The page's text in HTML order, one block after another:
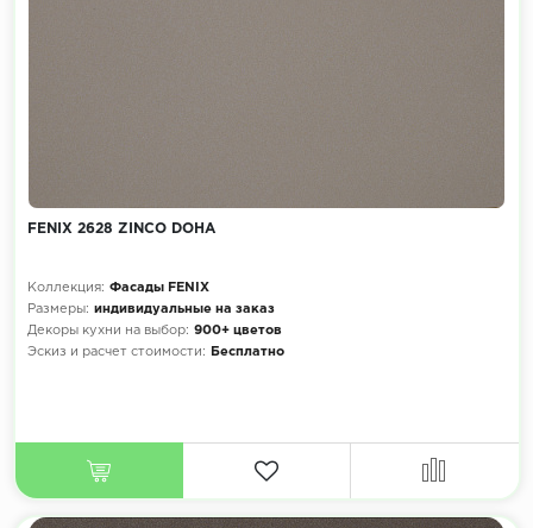
FENIX 2628 ZINCO DOHA
Коллекция: Фасады FENIX
Размеры: индивидуальные на заказ
Декоры кухни на выбор: 900+ цветов
Эскиз и расчет стоимости:
Бесплатно